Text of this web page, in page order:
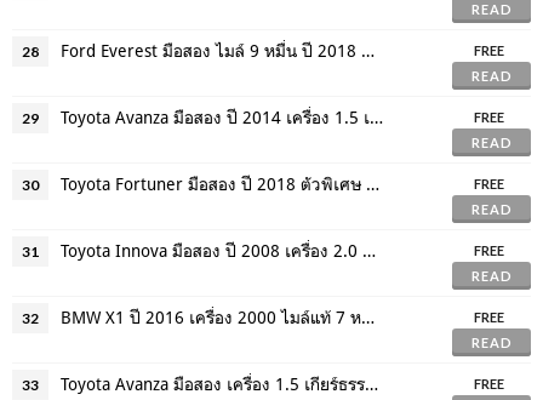
READ
28 Ford Everest มือสอง ไมล์ 9 หมื่น ปี 2018 ดีเซล 2.2 Titanium ดอกเบี้่ยพิเศษ
FREE
READ
29 Toyota Avanza มือสอง ปี 2014 เครื่อง 1.5 เกียร์ธรรมดา ฟรีดาวน์ ดอกเบี้ยพิเศษ
FREE
READ
30 Toyota Fortuner มือสอง ปี 2018 ตัวพิเศษ TRD ขับ 4WD ไมล์ 5 หมื่นโล ฟรีดาวน์
FREE
READ
31 Toyota Innova มือสอง ปี 2008 เครื่อง 2.0 G เบนซิน เบาะ 3 แถว แอร์ 3 ตอน ฟรีดาวน์
FREE
READ
32 BMW X1 ปี 2016 เครื่อง 2000 ไมล์แท้ 7 หมื่นโล ตัวพิเศษ M Sport จัดไฟแนนซ์ได้
FREE
READ
33 Toyota Avanza มือสอง เครื่อง 1.5 เกียร์ธรรมดา ปี 14 ตัว E เบาะ 3 แถว แอร์ 3 ตอน
FREE